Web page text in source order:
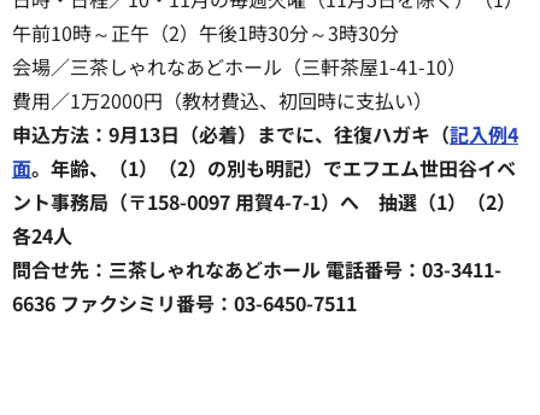
午前10時～正午（2）午後1時30分～3時30分
会場／三茶しゃれなあどホール（三軒茶屋1-41-10）
費用／1万2000円（教材費込、初回時に支払い）
申込方法：9月13日（必着）までに、往復ハガキ（記入例4
面。年齢、（1）（2）の別も明記）でエフエム世田谷イベ
ント事務局（〒158-0097 用賀4-7-1）へ 抽選（1）（2）
各24人
問合せ先：三茶しゃれなあどホール 電話番号：03-3411-
6636 ファクシミリ番号：03-6450-7511